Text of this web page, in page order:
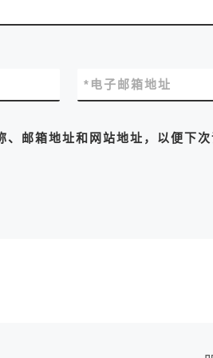
电子邮箱地址
*
邮箱地址和网站地址，以便下次